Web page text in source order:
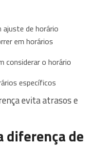
ajuste de horário
em horários
considerar o horário
específicos
evita atrasos e
diferença de